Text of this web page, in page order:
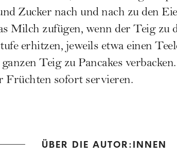
Zucker nach und nach zu den
Milch zufügen, wenn der Teig zu
erhitzen, jeweils etwa einen
Teig zu Pancakes
Früchten sofort servieren.
ÜBER DIE AUTOR:INNEN